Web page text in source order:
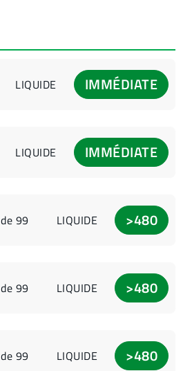
LIQUIDE IMMÉDIATE
LIQUIDE IMMÉDIATE
99 LIQUIDE >480
99 LIQUIDE >480
99 LIQUIDE >480